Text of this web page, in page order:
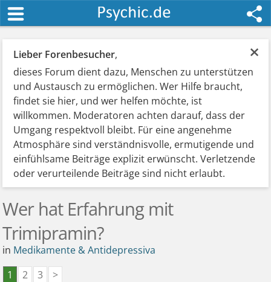
×
Lieber Forenbesucher,
dieses Forum dient dazu, Menschen zu unterstützen
und Austausch zu ermöglichen. Wer Hilfe braucht,
findet sie hier, und wer helfen möchte, ist
willkommen. Moderatoren achten darauf, dass der
Umgang respektvoll bleibt. Für eine angenehme
Atmosphäre sind verständnisvolle, ermutigende und
einfühlsame Beiträge explizit erwünscht. Verletzende
oder verurteilende Beiträge sind nicht erlaubt.
Wer hat Erfahrung mit
Trimipramin?
in Medikamente & Antidepressiva
1
2 3 >